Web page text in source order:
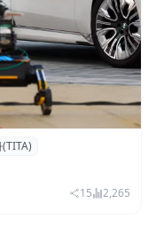
등장한 바퀴
15 2,265